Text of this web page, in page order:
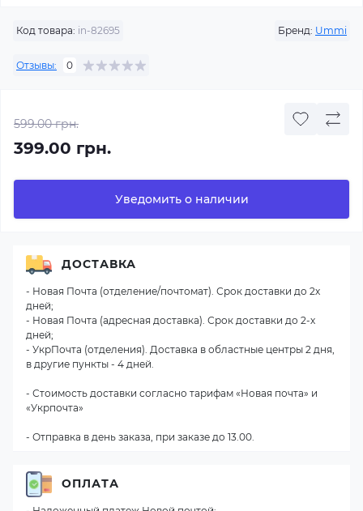
Код товара: in-82695 Бренд: Ummi
Отзывы: 0
599.00 грн.
399.00 грн.
Уведомить о наличии
ДОСТАВКА
- Новая Почта (отделение/почтомат). Срок доставки до 2х
дней;
- Новая Почта (адресная доставка). Срок доставки до 2-х
дней;
- УкрПочта (отделения). Доставка в областные центры 2 дня,
в другие пункты - 4 дней.
- Стоимость доставки согласно тарифам «Новая почта» и
«Укрпочта»
- Отправка в день заказа, при заказе до 13.00.
ОПЛАТА